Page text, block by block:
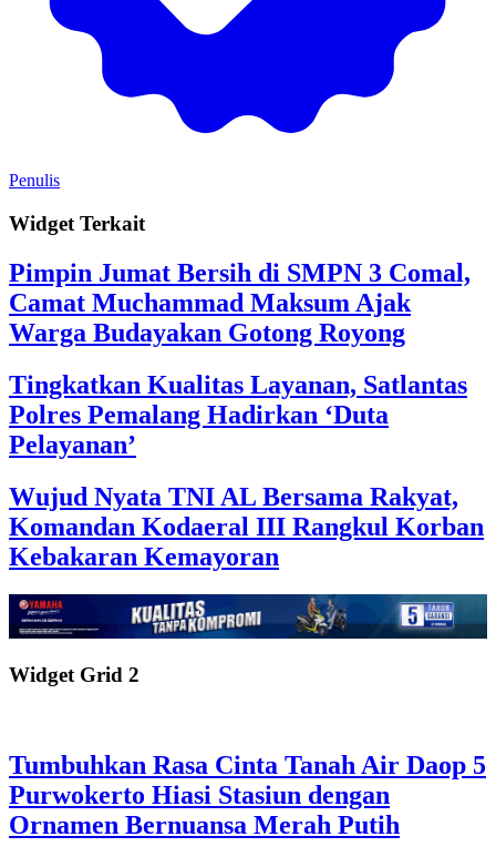
Penulis
Widget Terkait
Pimpin Jumat Bersih di SMPN 3 Comal,
Camat Muchammad Maksum Ajak
Warga Budayakan Gotong Royong
Tingkatkan Kualitas Layanan, Satlantas
Polres Pemalang Hadirkan ‘Duta
Pelayanan’
Wujud Nyata TNI AL Bersama Rakyat,
Komandan Kodaeral III Rangkul Korban
Kebakaran Kemayoran
Widget Grid 2
Tumbuhkan Rasa Cinta Tanah Air Daop 5
Purwokerto Hiasi Stasiun dengan
Ornamen Bernuansa Merah Putih